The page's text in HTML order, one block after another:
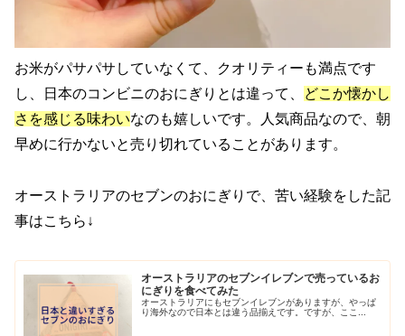
お米がパサパサしていなくて、クオリティーも満点です
し、日本のコンビニのおにぎりとは違って、
どこか懐かし
さを感じる味わいなのも嬉しいです。人気商品なので、朝
早めに行かないと売り切れていることがあります。
オーストラリアのセブンのおにぎりで、苦い経験をした記
事はこちら↓
オーストラリアのセブンイレブンで売っているお
にぎりを食べてみた
オーストラリアにもセブンイレブンがありますが、やっぱ
り海外なので日本とは違う品揃えです。ですが、ここ...